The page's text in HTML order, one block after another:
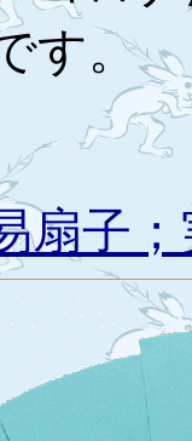
す。
扇子